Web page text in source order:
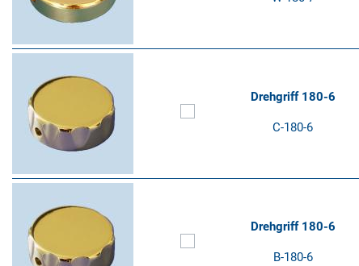
Drehgriff 180-6
C-180-6
Drehgriff 180-6
B-180-6